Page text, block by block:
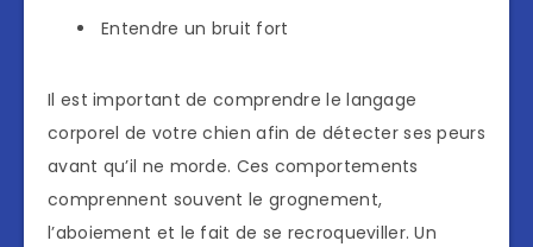
Entendre un bruit fort
Il est important de comprendre le langage
corporel de votre chien afin de détecter ses peurs
avant qu’il ne morde. Ces comportements
comprennent souvent le grognement,
l’aboiement et le fait de se recroqueviller. Un